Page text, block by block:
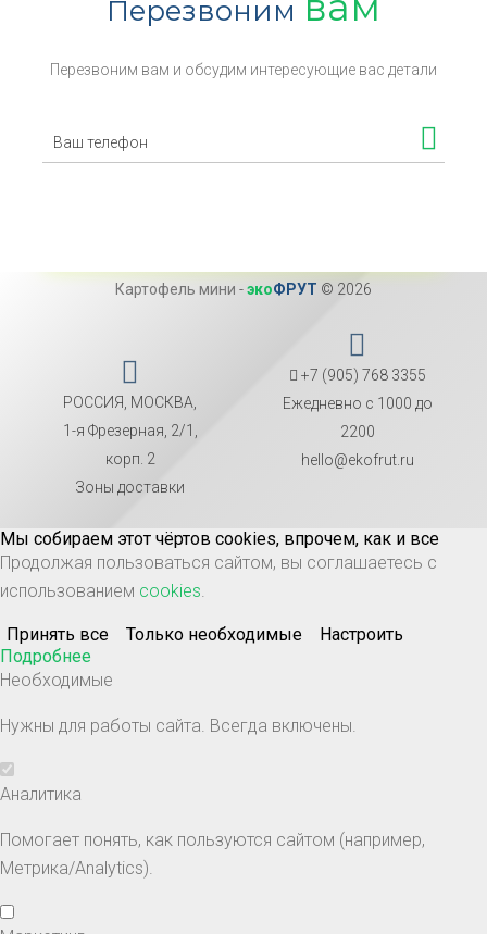
Перезвоним
Перезвоним вам и обсудим интересующие вас детали
Картофель мини -экоФРУТ © 2026
РОССИЯ, МОСКВА,
1-я Фрезерная, 2/1,
корп. 2
Зоны доставки
+7 (905) 768 3355
Ежедневно с 1000 до
2200
hello@ekofrut.ru
Мы собираем этот чёртов cookies, впрочем, как и все
Продолжая пользоваться сайтом, вы соглашаетесь с
использованием cookies.
Принять все Только необходимые
Настроить
Подробнее
Необходимые
Нужны для работы сайта. Всегда включены.
Аналитика
Помогает понять, как пользуются сайтом (например,
Метрика/Analytics).